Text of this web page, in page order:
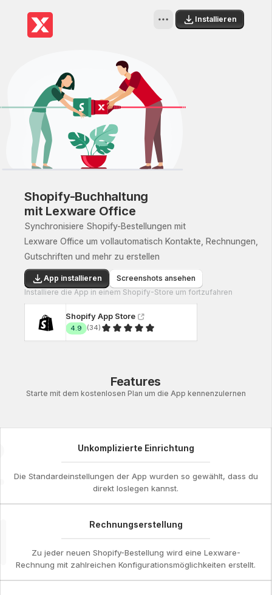
Installieren
Shopify-Buchhaltung
mit Lexware Office
Synchronisiere Shopify-Bestellungen mit
Lexware Office um vollautomatisch Kontakte, Rechnungen,
Gutschriften und mehr zu erstellen
App installieren Screenshots ansehen
Installiere die App in einem Shopify-Store um fortzufahren
Shopify App Store
4.9 (34)
Features
Starte mit dem kostenlosen Plan um die App kennenzulernen
Unkomplizierte Einrichtung
Die Standardeinstellungen der App wurden so gewählt, dass du
direkt loslegen kannst.
Rechnungserstellung
Zu jeder neuen Shopify-Bestellung wird eine Lexware-
Rechnung mit zahlreichen Konfigurationsmöglichkeiten erstellt.